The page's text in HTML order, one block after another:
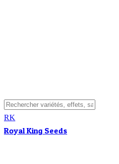
RK
Royal King Seeds